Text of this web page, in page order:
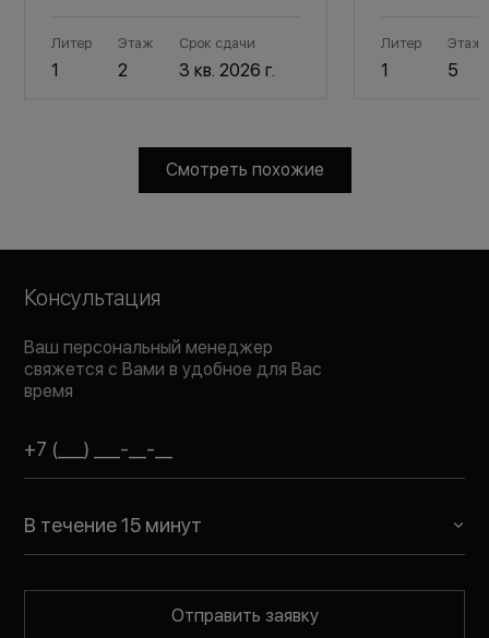
Литер
1
Этаж
2
Срок сдачи
3 кв. 2026 г.
Литер
1
Этаж
5
Смотреть похожие
Консультация
Ваш персональный менеджер
свяжется с Вами в удобное для Вас
время
В течение 15 минут
Отправить заявку